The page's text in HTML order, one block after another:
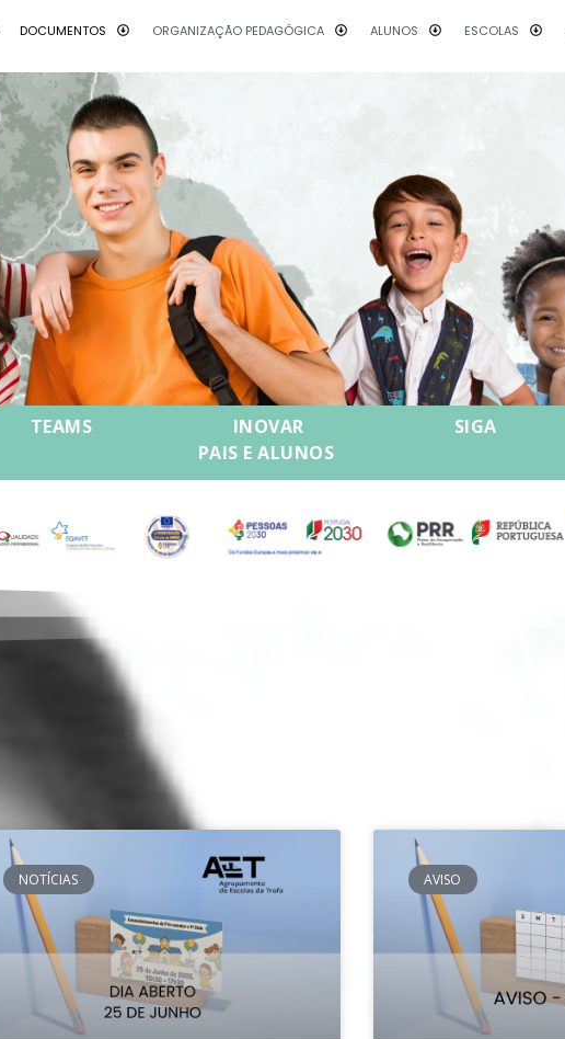
DOCUMENTOS ORGANIZAÇÃO PEDAGÓGICA ALUNOS ESCOLAS
TEAMS
INOVAR
PAIS E ALUNOS
SIGA
NOTÍCIAS AVISO